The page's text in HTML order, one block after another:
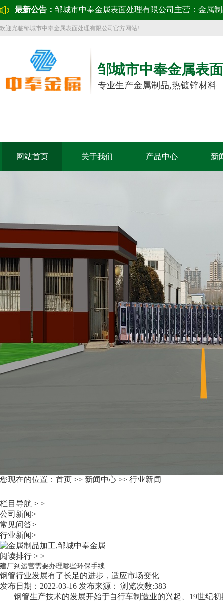
最新公告： 邹城市中奉金属表面处理有限公司主营：金属
欢迎光临邹城市中奉金属表面处理有限公司官方网站!
邹城市中奉金属表
专业生产金属制品,热镀锌材料
网站首页 关于我们 产品中心 新
您现在的位置： 首页 >> 新闻中心 >> 行业新闻
栏目导航 > >
公司新闻>
常见问答>
行业新闻>
阅读排行 > >
建厂到运营需要办理哪些环保手续
钢管行业发展有了长足的进步，适应市场变化
发布日期：2022-03-16 发布来源： 浏览次数:383
钢管生产技术的发展开始于自行车制造业的兴起、19世纪初